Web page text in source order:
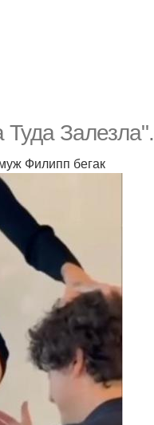
Туда Залезла".
Филипп бегак